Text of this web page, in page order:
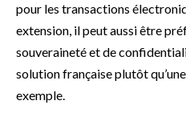
pour les transactions
extension, il peut aussi être
souveraineté et de
solution française plutôt
exemple.